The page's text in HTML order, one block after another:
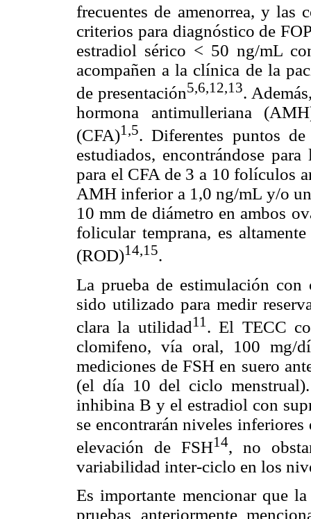
frecuentes de amenorrea, y las
criterios para diagnóstico de
estradiol sérico < 50 ng/mL
acompañen a la clínica de la
de presentación5,6,12,13.
hormona antimulleriana
(CFA)1,5. Diferentes puntos
estudiados, encontrándose
para el CFA de 3 a 10 folículos
AMH inferior a 1,0 ng/mL y/o
10 mm de diámetro en ambos
folicular temprana, es
(ROD)14,15.
La prueba de estimulación
sido utilizado para medir
clara la utilidad11 . El TECC
clomifeno, vía oral, 100
mediciones de FSH en suero
(el día 10 del ciclo
inhibina B y el estradiol con
se encontrarán niveles
elevación de FSH14, no
variabilidad inter-ciclo en los
Es importante mencionar que
pruebas anteriormente